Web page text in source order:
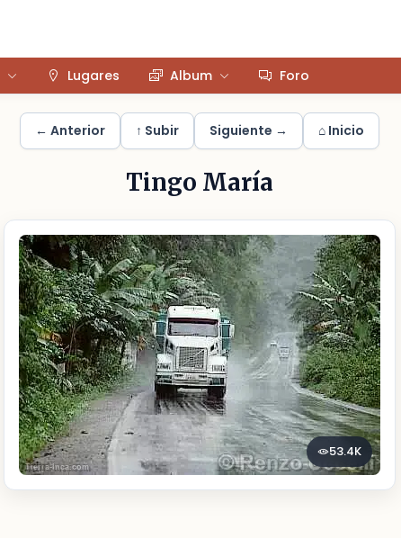
Lugares Album Foro
← Anterior ↑ Subir Siguiente → ⌂ Inicio
Tingo María
53.4K